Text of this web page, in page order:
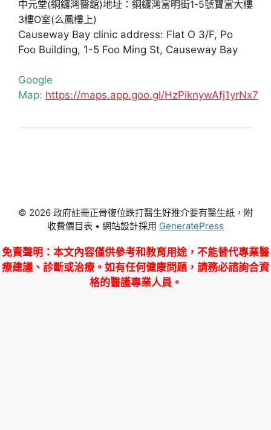
中元堂(銅鑼灣醫舘)地址：銅鑼灣富明街1-5號寶富大樓
3樓O室(么鳳樓上)
Causeway Bay clinic address: Flat O 3/F, Po
Foo Building, 1-5 Foo Ming St, Causeway Bay
Google
Map: https://maps.app.goo.gl/HzPiknywAfj1yrNx7
© 2026 政府註冊正骨復位跌打醫生好推介要有醫生紙，附
收費價目表 • 網站設計採用 GeneratePress
免責聲明 ：本文內容僅供參考和教育用途，不能替代專業醫
療建議、診斷或治療。如有任何健康問題，請務必諮詢合資
格的醫護專業人員。